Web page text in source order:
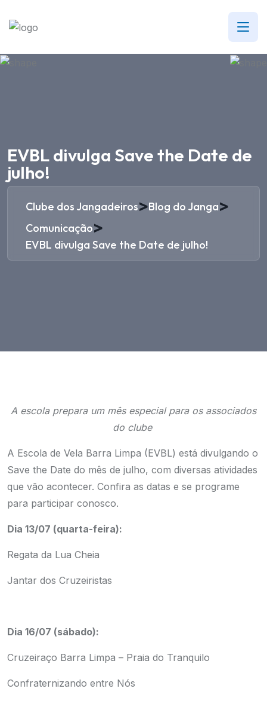
EVBL divulga Save the Date de
julho!
Clube dos Jangadeiros>Blog do Janga>
Comunicação>
EVBL divulga Save the Date de julho!
A escola prepara um mês especial para os associados
do clube
A Escola de Vela Barra Limpa (EVBL) está divulgando o
Save the Date do mês de julho, com diversas atividades
que vão acontecer. Confira as datas e se programe
para participar conosco.
Dia 13/07 (quarta-feira):
Regata da Lua Cheia
Jantar dos Cruzeiristas
Dia 16/07 (sábado):
Cruzeiraço Barra Limpa – Praia do Tranquilo
Confraternizando entre Nós